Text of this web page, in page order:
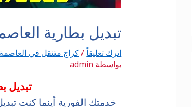
تبديل بطارية العاصمة
اترك تعليقاً/كراج متنقل في العاصمة |
بواسطة admin
تبديل
خدمتك الفورية أينما كنت